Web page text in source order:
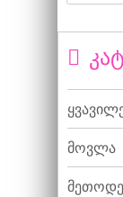
მოვლა